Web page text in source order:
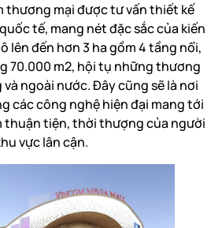
thương mại được tư vấn thiết kế
tế, mang nét đặc sắc của kiến
lên đến hơn 3 ha gồm 4 tầng nổi,
70.000 m2, hội tụ những thương
ngoài nước. Đây cũng sẽ là nơi
các công nghệ hiện đại mang tới
thuận tiện, thời thượng của người
vực lân cận.